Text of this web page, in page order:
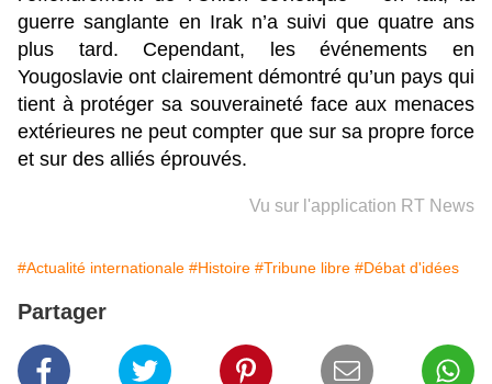
guerre sanglante en Irak n’a suivi que quatre ans
plus tard. Cependant, les événements en
Yougoslavie ont clairement démontré qu’un pays qui
tient à protéger sa souveraineté face aux menaces
extérieures ne peut compter que sur sa propre force
et sur des alliés éprouvés.
Vu sur l'application RT News
#Actualité internationale #Histoire #Tribune libre #Débat d'idées
Partager